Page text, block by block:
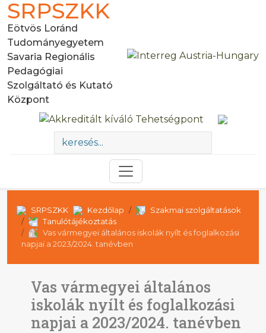
SRPSZKK
Eötvös Loránd
Tudományegyetem
Savaria Regionális
Pedagógiai
Szolgáltató és Kutató
Központ
SRPSZKK Kezdőlap
Szakmai szolgáltatások
Tanulótájékoztatás
Vas vármegyei általános iskolák nyílt és foglalkozási
napjai a 2023/2024. tanévben
Vas vármegyei általános
iskolák nyílt és foglalkozási
napjai a 2023/2024. tanévben